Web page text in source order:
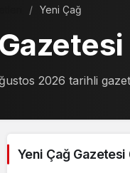
Yeni Çağ
2026 tarihli
Yeni Çağ